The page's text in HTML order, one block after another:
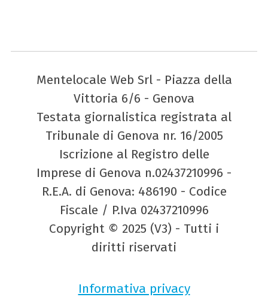
Mentelocale Web Srl - Piazza della
Vittoria 6/6 - Genova
Testata giornalistica registrata al
Tribunale di Genova nr. 16/2005
Iscrizione al Registro delle
Imprese di Genova n.02437210996 -
R.E.A. di Genova: 486190 - Codice
Fiscale / P.Iva 02437210996
Copyright © 2025 (V3) - Tutti i
diritti riservati
Informativa privacy